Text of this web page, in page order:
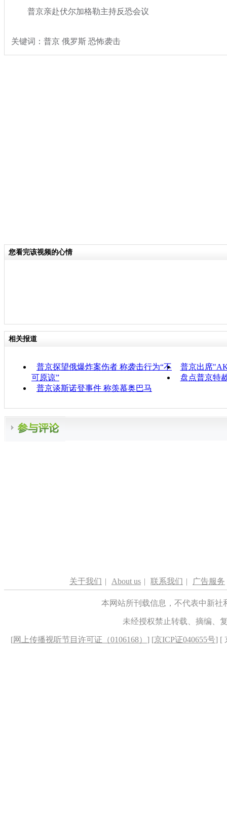
普京亲赴伏尔加格勒主持反恐会议
关键词：普京 俄罗斯 恐怖袭击
您看完该视频的心情
相关报道
普京探望俄爆炸案伤者 称袭击行为“不
可原谅”
普京出席
盘点普京特
普京谈斯诺登事件 称羡慕奥巴马
关于我们 | About us | 联系我们 | 广告服务
本网站所刊载信息，不代表中新
未经授权禁止转载、摘编、
[网上传播视听节目许可证（0106168） ] [京ICP证040655号] [